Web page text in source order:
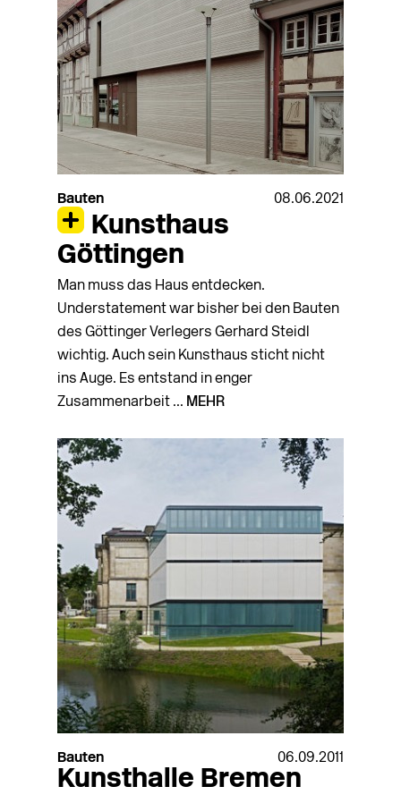
Bauten 08.06.2021
Kunsthaus
Göttingen
Man muss das Haus entdecken.
Understatement war bisher bei den Bauten
des Göttinger Verlegers Gerhard Steidl
wichtig. Auch sein Kunsthaus sticht nicht
ins Auge. Es entstand in enger
Zusammenarbeit ... MEHR
Bauten 06.09.2011
Kunsthalle Bremen